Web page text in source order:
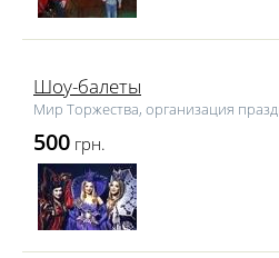
Шоу-балеты
Мир Торжества, организация
500 грн.